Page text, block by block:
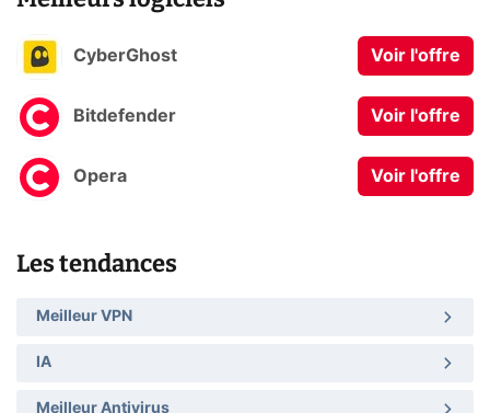
CyberGhost Voir l'offre
Bitdefender Voir l'offre
Opera Voir l'offre
Les tendances
Meilleur VPN
IA
Meilleur Antivirus